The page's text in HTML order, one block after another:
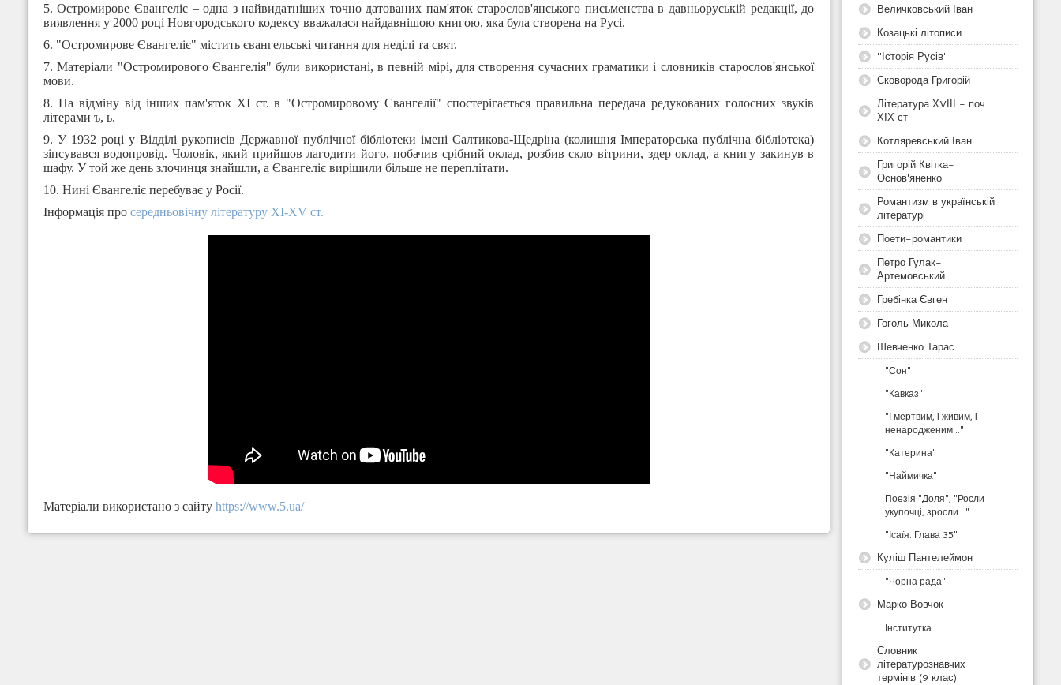
5. Остромирове Євангеліє – одна з найвидатніших точно датованих пам'яток старослов'янського письменства в давньоруській редакції, до
виявлення у 2000 році Новгородського кодексу вважалася найдавнішою книгою, яка була створена на Русі.
6. "Остромирове Євангеліє" містить євангельські читання для неділі та свят.
7. Матеріали "Остромирового Євангелія" були використані, в певній мірі, для створення сучасних граматики і словників старослов'янської
мови.
8. На відміну від інших пам'яток XI ст. в "Остромировому Євангелії" спостерігається правильна передача редукованих голосних звуків
літерами ъ, ь.
9. У 1932 році у Відділі рукописів Державної публічної бібліотеки імені Салтикова-Щедріна (колишня Імператорська публічна бібліотека)
зіпсувався водопровід. Чоловік, який прийшов лагодити його, побачив срібний оклад, розбив скло вітрини, здер оклад, а книгу закинув в
шафу. У той же день злочинця знайшли, а Євангеліє вирішили більше не переплітати.
10. Нині Євангеліє перебуває у Росії.
Інформація про середньовічну літературу XI-XV ст.
Матеріали використано з сайту https://www.5.ua/
Величковський Іван
Козацькі літописи
"Історія Русів"
Сковорода Григорій
Література ХVІІІ - поч.
ХІХ ст.
Котляревський Іван
Григорій Квітка-
Основ'яненко
Романтизм в українській
літературі
Поети-романтики
Петро Гулак-
Артемовський
Гребінка Євген
Гоголь Микола
Шевченко Тарас
"Сон"
"Кавказ"
"І мертвим, і живим, і
ненародженим..."
"Катерина"
"Наймичка"
Поезія "Доля", "Росли
укупочці, зросли..."
"Ісаїя. Глава 35"
Куліш Пантелеймон
"Чорна рада"
Марко Вовчок
Інститутка
Словник
літературознавчих
термінів (9 клас)